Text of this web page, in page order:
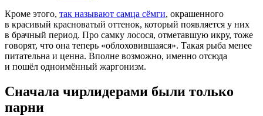
Кроме этого, так называют самца сёмги, окрашенного
в красивый красноватый оттенок, который появляется у них
в брачный период. Про самку лосося, отметавшую икру, тоже
говорят, что она теперь «облоховившаяся». Такая рыба менее
питательна и ценна. Вполне возможно, именно отсюда
и пошёл одноимённый жаргонизм.
Сначала чирлидерами были только
парни